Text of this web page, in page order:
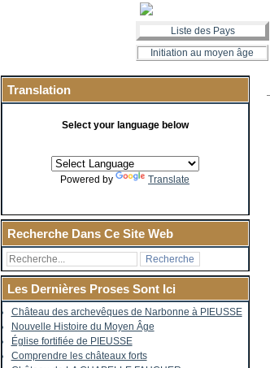
Liste des Pays
Initiation au moyen âge
Translation
Select your language below
Powered by Translate
Recherche Dans Ce Site Web
Les Dernières Proses Sont Ici
Château des archevêques de Narbonne à PIEUSSE
Nouvelle Histoire du Moyen Âge
Église fortifiée de PIEUSSE
Comprendre les châteaux forts